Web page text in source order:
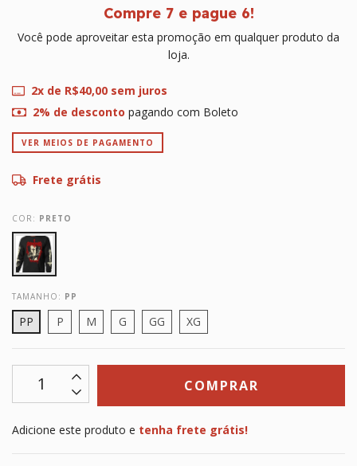
Compre 7 e pague 6!
Você pode aproveitar esta promoção em qualquer produto da
loja.
2x de R$40,00sem juros
2% de desconto pagando com Boleto
VER MEIOS DE PAGAMENTO
Frete grátis
COR: PRETO
TAMANHO: PP
PP P M G GG XG
Adicione este produto e tenha frete grátis!